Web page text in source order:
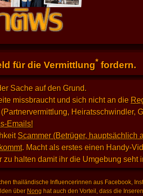
für die Vermittlung*fordern.
Sache auf den Grund.
missbraucht und sich nicht an die
Heiratsschwindler,
Emails!
Scammer (Betrüger, hauptsächlich
. Macht als erstes einen Handy-
halten damit ihr die Umgebung seht
thailändische Influencerinnen aus Facebook,
über Nong hat auch den Vorteil, dass die